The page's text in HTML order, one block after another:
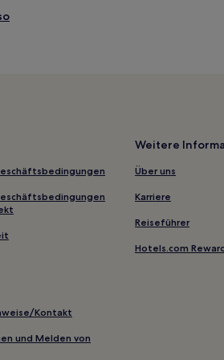
Vergara
Kontakt
und Melden von
Weitere
Über uns
Karriere
Reiseführer
Hotels.com